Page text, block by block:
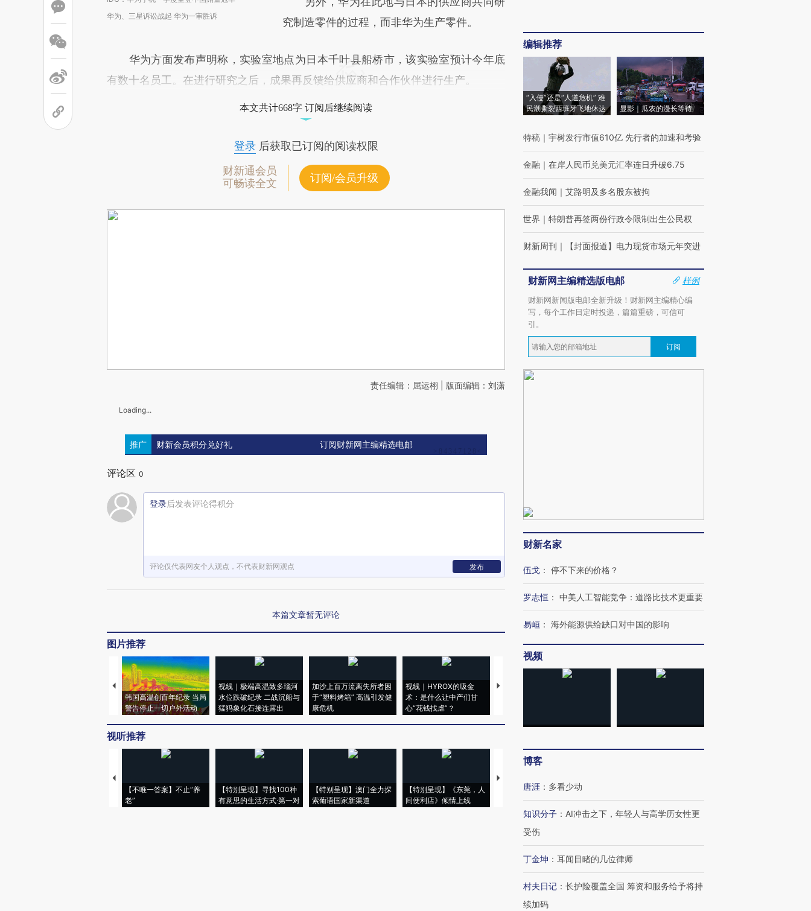
华为、三星诉讼战起 华为一审胜诉
究制造零件的过程，而非华为生产零件。
华为方面发布声明称，实验室地点为日本千叶县船桥市，该实验室预计今年底
有数十名员工。在进行研究之后，成果再反馈给供应商和合作伙伴进行生产。
本文共计668字 订阅后继续阅读
登录后获取已订阅的阅读权限
财新通会员
可畅读全文
订阅/会员升级
责任编辑：屈运栩 | 版面编辑：刘潇
Loading...
推广 财新会员积分兑好礼 订阅财新网主编精选电邮
评论区 0
登录后发表评论得积分
评论仅代表网友个人观点，不代表财新网观点 发布
本篇文章暂无评论
图片推荐
韩国高温创百年纪录 当局
警告停止一切户外活动
视线｜极端高温致多瑙河
水位跌破纪录 二战沉船与
猛犸象化石接连露出
加沙上百万流离失所者困
于“塑料烤箱” 高温引发健
康危机
视线｜HYROX的吸金
术：是什么让中产们甘
心“花钱找虐”？
马航飞行员跨国走私7万
视听推荐
【不唯一答案】不止“养
老”
【特别呈现】寻找100种
有意思的生活方式·第一对
【特别呈现】澳门全力探
索葡语国家新渠道
【特别呈现】《东莞，人
间便利店》倾情上线
【推广】走进第四届链博
会，让数智科技“链”接产
有意思的生活方式·第三对
住三大增长引擎是什么？
编辑推荐
“入侵”还是“人道危机” 难
民潮撕裂西班牙飞地休达
显影｜瓜农的漫长等待
特稿 ｜ 宇树发行市值610亿 先行者的加速和考验
金融 ｜ 在岸人民币兑美元汇率连日升破6.75
金融我闻 ｜ 艾路明及多名股东被拘
世界 ｜ 特朗普再签两份行政令限制出生公民权
财新周刊 ｜ 【封面报道】电力现货市场元年突进
财新网主编精选版电邮
样例
财新网新闻版电邮全新升级！财新网主编精心编
写，每个工作日定时投递，篇篇重磅，可信可
引。
订阅
财新名家
伍戈 ： 停不下来的价格？
罗志恒 ： 中美人工智能竞争：道路比技术更重要
易峘 ： 海外能源供给缺口对中国的影响
视频
博客
唐涯 ： 多看少动
知识分子 ： AI冲击之下，年轻人与高学历女性更
受伤
丁金坤 ： 耳闻目睹的几位律师
村夫日记 ： 长护险覆盖全国 筹资和服务给予将持
续加码